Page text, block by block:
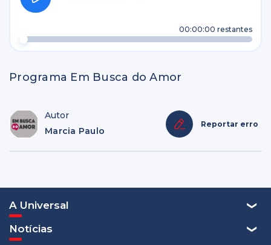
00:00:00 restantes
Programa Em Busca do Amor
Autor
Marcia Paulo
Reportar erro
A Universal
Notícias